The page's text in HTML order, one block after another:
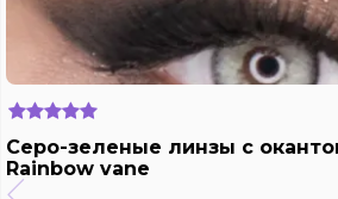
Серо-зеленые линзы с
Rainbow vane